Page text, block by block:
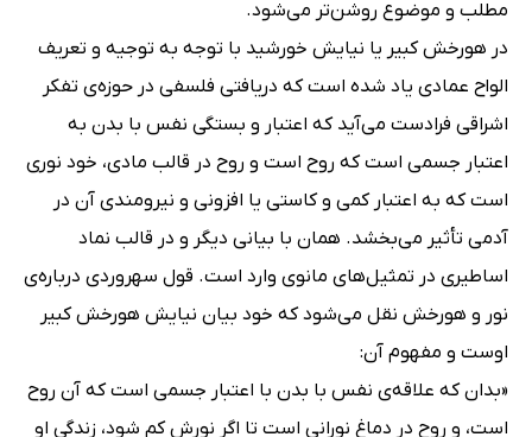
مطلب و موضوع روشن‌تر می‌شود.
در هورخش کبیر یا نیایش خورشید با توجه به توجیه و تعریف
الواح عمادی یاد شده است که دریافتی فلسفی در حوزه‌ی تفکر
اشراقی فرادست می‌آید که اعتبار و بستگی نفس با بدن به
اعتبار جسمی است که روح است و روح در قالب مادی، خود نوری
است که به اعتبار کمی و کاستی یا افزونی و نیرومندی آن در
آدمی تأثیر می‌بخشد. همان با بیانی دیگر و در قالب نماد
اساطیری در تمثیل‌های مانوی وارد است. قول سهروردی درباره‌ی
نور و هورخش نقل می‌شود که خود بیان نیایش هورخش کبیر
اوست و مفهوم آن:
«بدان که علاقه‌ی نفس با بدن با اعتبار جسمی است که آن روح
است، و روح در دماغ نورانی است تا اگر نورش کم شود، زندگی او